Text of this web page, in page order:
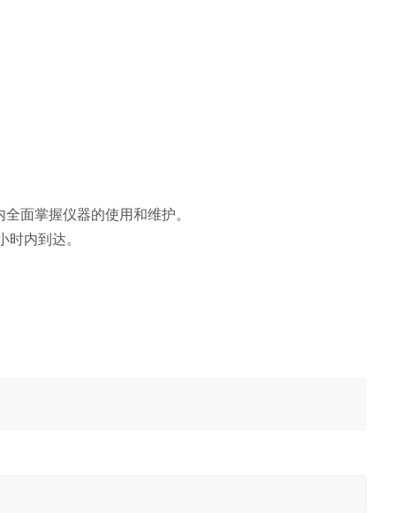
面掌握仪器的使用和维护。
内到达。